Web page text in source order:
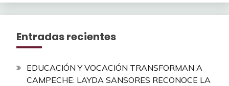
Entradas recientes
EDUCACIÓN Y VOCACIÓN TRANSFORMAN A
CAMPECHE: LAYDA SANSORES RECONOCE LA